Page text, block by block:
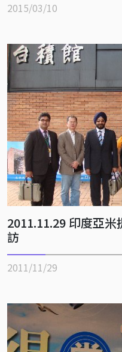
2015/03/10
2011.11.29 印度亞
訪
2011/11/29